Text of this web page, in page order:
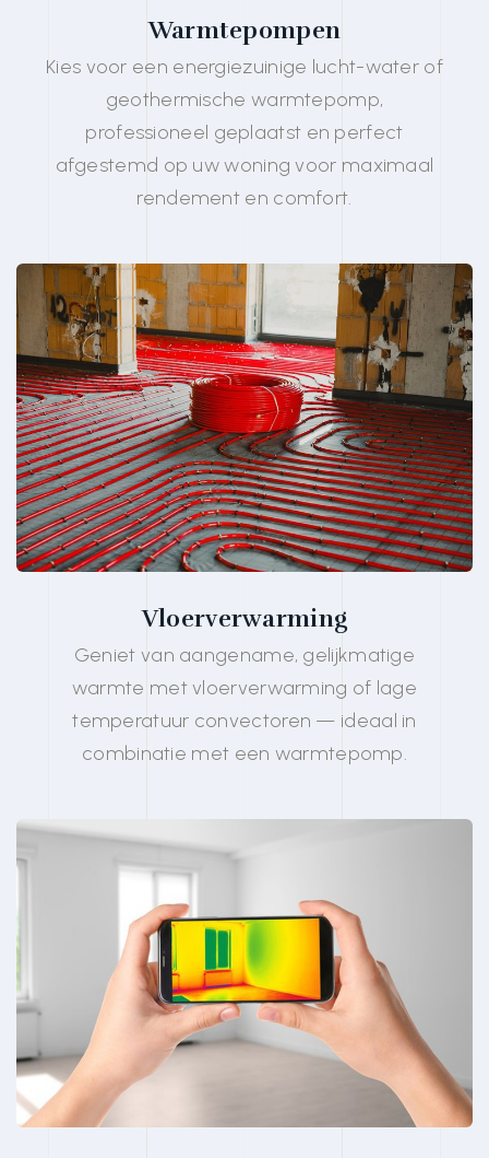
Warmtepompen
Kies voor een energiezuinige lucht-water of
geothermische warmtepomp,
professioneel geplaatst en perfect
afgestemd op uw woning voor maximaal
rendement en comfort.
Vloerverwarming
Geniet van aangename, gelijkmatige
warmte met vloerverwarming of lage
temperatuur convectoren — ideaal in
combinatie met een warmtepomp.